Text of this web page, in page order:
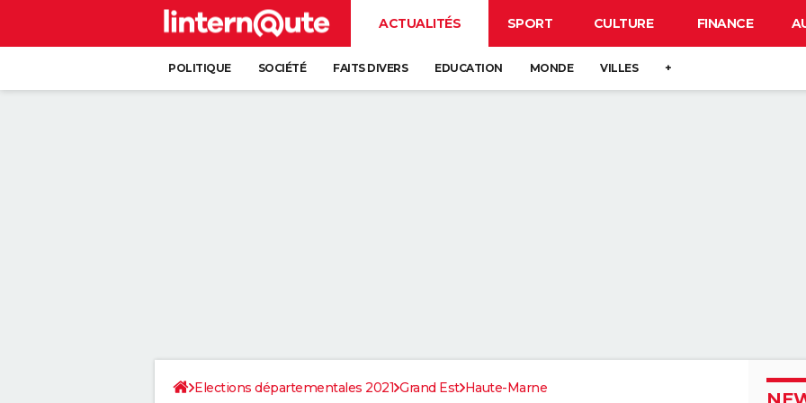
ACTUALITÉS SPORT CULTURE FINANCE
POLITIQUE SOCIÉTÉ FAITS DIVERS EDUCATION MONDE VILLES +
Elections départementales 2021 Grand Est Haute-Marne